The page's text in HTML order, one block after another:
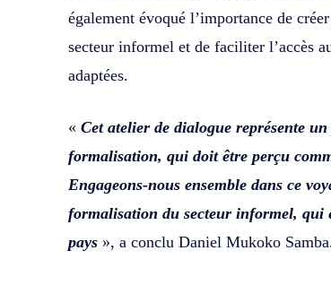
également évoqué l’importance de
secteur informel et de faciliter l’accès
adaptées.
« Cet atelier de dialogue représente
formalisation, qui doit être perçu
Engageons-nous ensemble dans ce
formalisation du secteur informel, qui
pays », a conclu Daniel Mukoko